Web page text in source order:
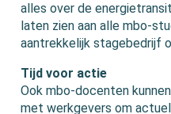
alles over de
laten zien aan alle mbo-
aantrekkelijk stagebedrijf
Tijd voor actie
Ook mbo-docenten
met werkgevers om